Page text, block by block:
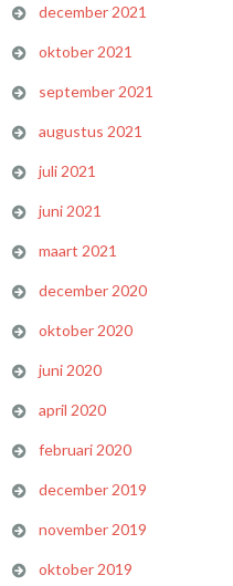
december 2021
oktober 2021
september 2021
augustus 2021
juli 2021
juni 2021
maart 2021
december 2020
oktober 2020
juni 2020
april 2020
februari 2020
december 2019
november 2019
oktober 2019